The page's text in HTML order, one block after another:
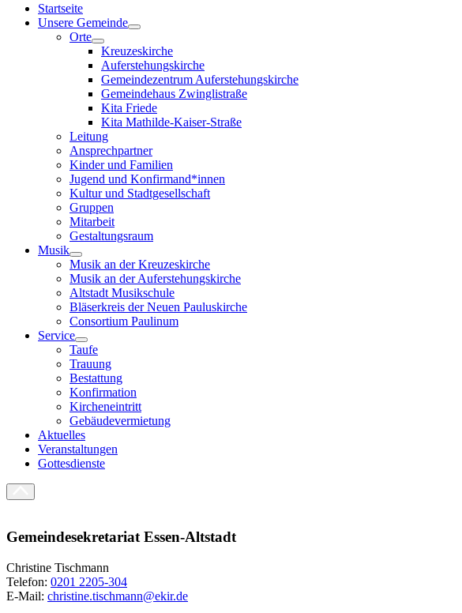
Startseite
Unsere Gemeinde
Orte
Kreuzeskirche
Auferstehungskirche
Gemeindezentrum Auferstehungskirche
Gemeindehaus Zwinglistraße
Kita Friede
Kita Mathilde-Kaiser-Straße
Leitung
Ansprechpartner
Kinder und Familien
Jugend und Konfirmand*innen
Kultur und Stadtgesellschaft
Gruppen
Mitarbeit
Gestaltungsraum
Musik
Musik an der Kreuzeskirche
Musik an der Auferstehungskirche
Altstadt Musikschule
Bläserkreis der Neuen Pauluskirche
Consortium Paulinum
Service
Taufe
Trauung
Bestattung
Konfirmation
Kircheneintritt
Gebäudevermietung
Aktuelles
Veranstaltungen
Gottesdienste
Gemeindesekretariat Essen-Altstadt
Christine Tischmann
Telefon: 0201 2205-304
E-Mail: christine.tischmann@ekir.de